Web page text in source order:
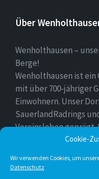
Cookie-
Wir verwenden Cookies, um
Datenschutz
Über
Wenholthausen –
Berge!
Wenholthausen ist
mit über 700-jähriger
Einwohnern. Unser
SauerlandRadrings
Vereinsleben
Freizeitmöglichkeiten